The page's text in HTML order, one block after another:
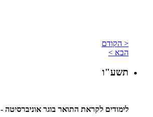
< הקודם
הבא >
תשע"ו
לימודים לקראת התואר בוגר אוניברסיטה -